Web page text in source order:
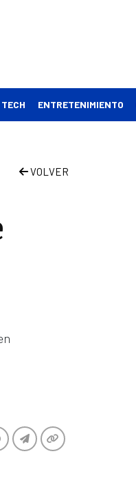
TECH ENTRETENIMIENTO
VOLVER